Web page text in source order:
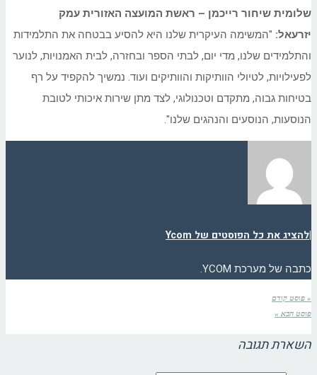
שלומית שיחור רייכמן – ראשת המועצה האזורית עמק
יזרעאל: "המשימה העיקרית שלנו היא להסיע בבטחה את התלמידות
והתלמידים שלנו, מדי יום, לבתי הספר ובחזרה, לבית האמנויות, לנוער
לפעילויות, לטיולי הוותיקות והוותיקים ועוד. נמשיך להקפיד על רף
בטיחות גבוה, מתקדם וטכנולוגי, לצד מתן שירות איכותי לטובת
הנוסעות, הנוסעים והנהגים שלנו".
|להציג את כל הפוסטים של Ycom
כתבה של מערכת YCOM.
« פוסט קודם
פוסט הבא »
השארת תגובה